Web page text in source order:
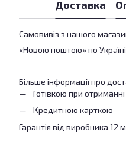
Доставка
Самовивіз з нашого
«Новою поштою» по
Більше інформації про
Готівкою при отриманні
Кредитною карткою
Гарантія від виробника 12